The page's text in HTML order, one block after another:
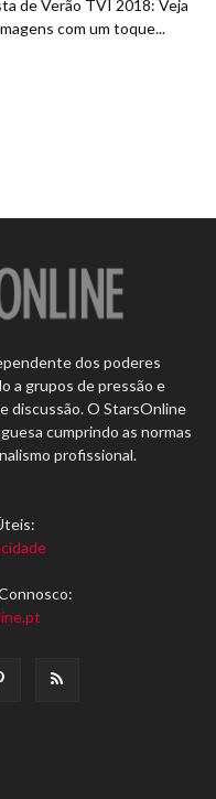
de Verão TVI 2018: Veja
com um toque...
dos poderes
a grupos de pressão e
discussão. O StarsOnline
cumprindo as normas
profissional.